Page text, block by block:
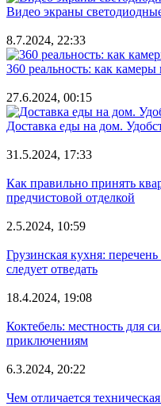
Видео экраны
8.7.2024, 22:33
360 реальность: как
27.6.2024, 00:15
Доставка еды на дом.
31.5.2024, 17:33
Как правильно принять
предчистовой отделкой
2.5.2024, 10:59
Грузинская кухня:
следует отведать
18.4.2024, 19:08
Коктебель: местность для
приключениям
6.3.2024, 20:22
Чем отличается